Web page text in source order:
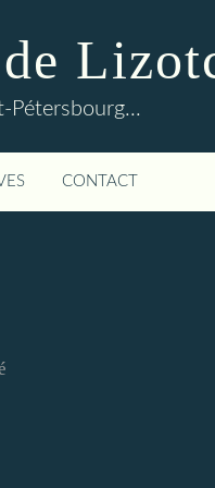
Pétersbourg...
CONTACT